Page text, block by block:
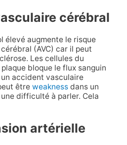
cérébral
élevé augmente le risque
(AVC) car il peut
Les cellules du
bloque le flux sanguin
un accident vasculaire
être weaknessdans un
difficulté à parler. Cela
artérielle